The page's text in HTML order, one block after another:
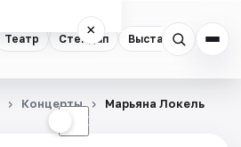
Театр Стендап Выставки
×
☾
Концерты Марьяна Локель